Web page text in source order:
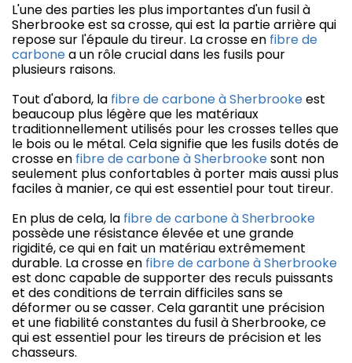
L'une des parties les plus importantes d'un fusil à
Sherbrooke est sa crosse, qui est la partie arrière qui
repose sur l'épaule du tireur. La crosse en fibre de
carbonea un rôle crucial dans les fusils pour
plusieurs raisons.
Tout d'abord, la fibre de carbone à Sherbrookeest
beaucoup plus légère que les matériaux
traditionnellement utilisés pour les crosses telles que
le bois ou le métal. Cela signifie que les fusils dotés de
crosse en fibre de carbone à Sherbrookesont non
seulement plus confortables à porter mais aussi plus
faciles à manier, ce qui est essentiel pour tout tireur.
En plus de cela, la fibre de carbone à Sherbrooke
possède une résistance élevée et une grande
rigidité, ce qui en fait un matériau extrêmement
durable. La crosse en fibre de carbone à Sherbrooke
est donc capable de supporter des reculs puissants
et des conditions de terrain difficiles sans se
déformer ou se casser. Cela garantit une précision
et une fiabilité constantes du fusil à Sherbrooke, ce
qui est essentiel pour les tireurs de précision et les
chasseurs.